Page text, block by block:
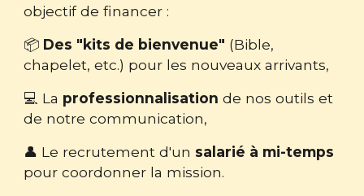
objectif de financer :
📦 Des "kits de bienvenue" (Bible,
chapelet, etc.) pour les nouveaux arrivants,
💻 La professionnalisationde nos outils et
de notre communication,
👤 Le recrutement d'un salarié à mi-temps
pour coordonner la mission.